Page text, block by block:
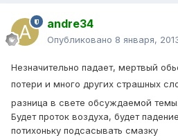
andre34
Опубликовано 8 января,
Незначительно падает, мертвый
потери и много других страшных
разница в свете обсуждаемой
Будет проток воздуха, будет
потихоньку подсасывать смазку